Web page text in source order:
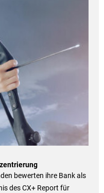
bewerten ihre Bank als
des CX+ Report für